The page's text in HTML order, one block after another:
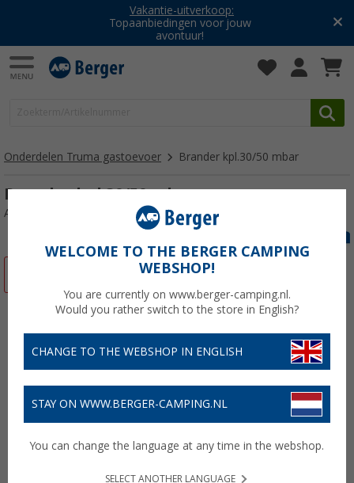
Vakantie-uitverkoop:
Topaanbiedingen voor jouw
avontuur!
Onderdelen Truma gastoevoer Brander kpl.30/50 mbar
Brander kpl.30/50 mbar
Artikelnr: 105513
WELCOME TO THE BERGER CAMPING
WEBSHOP!
You are currently on www.berger-camping.nl.
Would you rather switch to the store in English?
CHANGE TO THE WEBSHOP IN ENGLISH
STAY ON WWW.BERGER-CAMPING.NL
You can change the language at any time in the webshop.
SELECT ANOTHER LANGUAGE